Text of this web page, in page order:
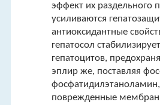
эффект их раздельного
усиливаются
антиоксидантные
гепатосол
гепатоцитов,
эплир же, поставляя
поврежденные